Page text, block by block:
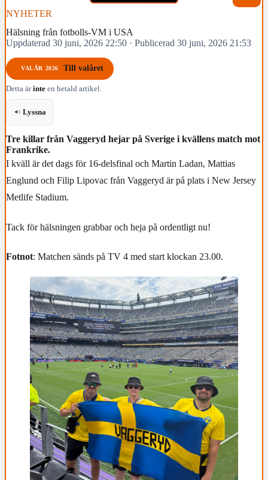
NYHETER
Hälsning från fotbolls-VM i USA
Uppdaterad 30 juni, 2026 22:50 · Publicerad 30 juni, 2026 21:53
VALÅR 2026 Till valåret
Detta ärinte en betald artikel.
Lyssna
Tre killar från Vaggeryd hejar på Sverige i kvällens match mot
Frankrike.
I kväll är det dags för 16-delsfinal och Martin Ladan, Mattias
Englund och Filip Lipovac från Vaggeryd är på plats i New Jersey
Metlife Stadium.
Tack för hälsningen grabbar och heja på ordentligt nu!
Fotnot: Matchen sänds på TV 4 med start klockan 23.00.